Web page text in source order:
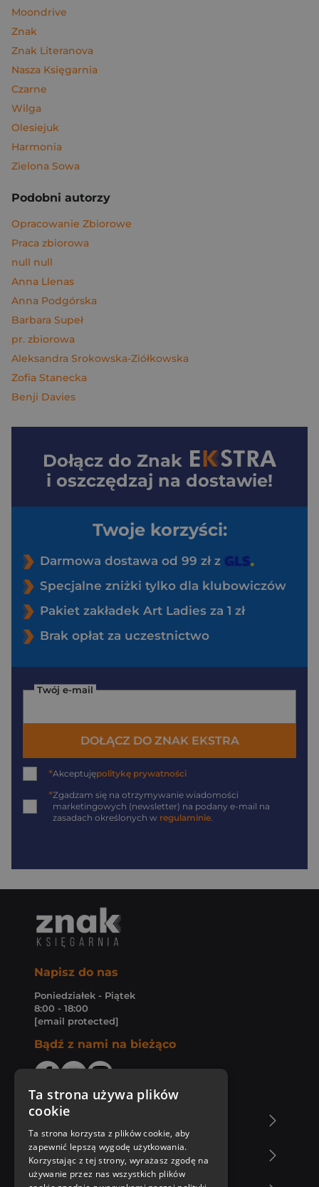
Moondrive
Znak
Znak Literanova
Nasza Księgarnia
Czarne
Wilga
Olesiejuk
Harmonia
Zielona Sowa
Podobni autorzy
Opracowanie Zbiorowe
Praca zbiorowa
null null
Anna Llenas
Anna Podgórska
Barbara Supeł
pr. zbiorowa
Aleksandra Srokowska-Ziółkowska
Zofia Stanecka
Benji Davies
Dołącz do Znak
i oszczędzaj na dostawie!
Twoje korzyści:
Darmowa dostawa od 99 zł z
Specjalne zniżki tylko dla klubowiczów
Pakiet zakładek Art Ladies za 1 zł
Brak opłat za uczestnictwo
Twój e-mail
DOŁĄCZ DO ZNAK EKSTRA
*Akceptujępolitykę prywatności
*Zgadzam się na otrzymywanie wiadomości
marketingowych (newsletter) na podany e-mail na
zasadach określonych w regulaminie.
Napisz do nas
Poniedziałek - Piątek
8:00 - 18:00
[email protected]
Bądź z nami na bieżąco
Zakupy u nas
Ta strona używa plików
cookie
Ta strona korzysta z plików cookie, aby
zapewnić lepszą wygodę użytkowania.
Korzystając z tej strony, wyrażasz zgodę na
używanie przez nas wszystkich plików